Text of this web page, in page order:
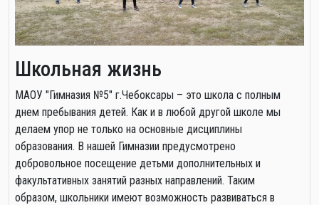
Школьная жизнь
МАОУ "Гимназия №5" г.Чебоксары – это школа с полным
днем пребывания детей. Как и в любой другой школе мы
делаем упор не только на основные дисциплины
образования. В нашей Гимназии предусмотрено
добровольное посещение детьми дополнительных и
факультативных занятий разных направлений. Таким
образом, школьники имеют возможность развиваться в